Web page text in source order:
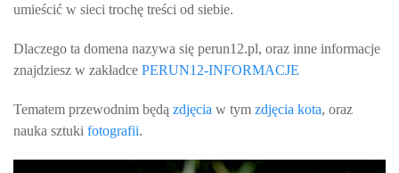
umieścić w sieci trochę treści od siebie.
Dlaczego ta domena nazywa się perun12.pl, oraz inne informacje
znajdziesz w zakładce PERUN12-INFORMACJE
Tematem przewodnim będą zdjęcia w tym zdjęcia kota, oraz
nauka sztuki fotografii.